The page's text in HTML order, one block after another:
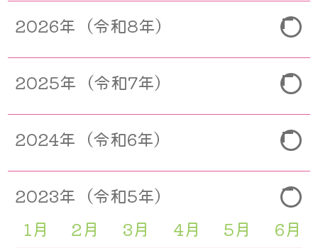
バックナンバー
2026年（令和8年）
1月
2月 3月 4月 5月
6月
7月
8月 9月 12月
2025年（令和7年）
1月
2月 3月 4月 5月
6月
7月
8月 9月 12月
2024年（令和6年）
1月
2月 3月 4月 5月
6月
7月
8月 9月 12月
2023年（令和5年）
1月
2月 3月 4月 5月
6月